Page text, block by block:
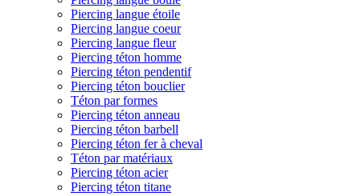
Piercing langue étoile
Piercing langue coeur
Piercing langue fleur
Piercing téton homme
Piercing téton pendentif
Piercing téton bouclier
Téton par formes
Piercing téton anneau
Piercing téton barbell
Piercing téton fer à cheval
Téton par matériaux
Piercing téton acier
Piercing téton titane